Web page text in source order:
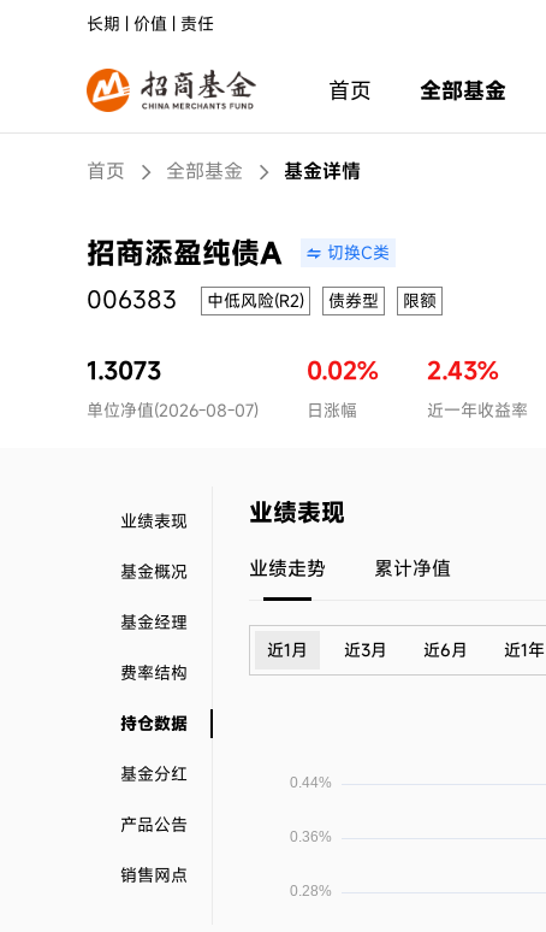
长期 | 价值 | 责任
首页 全部基金
首页 全部基金 基金详情
招商添盈纯债A 切换C类
006383 中低风险(R2) 债券型 限额
1.3073
单位净值(2026-08-07)
0.02%
日涨幅
2.43%
近一年收益率
业绩表现
基金概况
基金经理
费率结构
持仓数据
基金分红
产品公告
销售网点
业绩表现
业绩走势 累计净值
近1月 近3月 近6月 近1年